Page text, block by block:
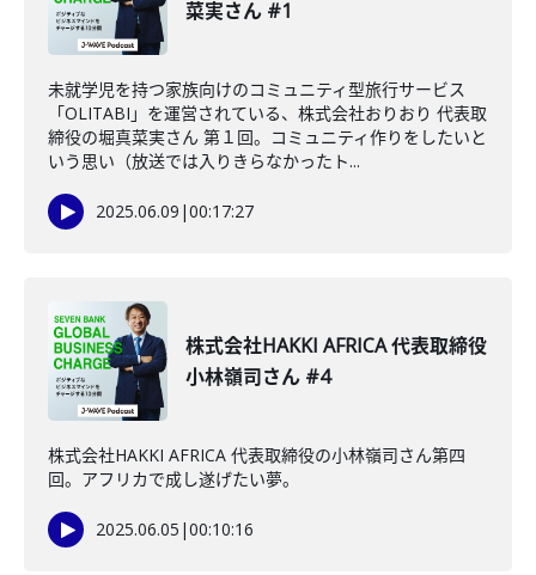
菜実さん #1
未就学児を持つ家族向けのコミュニティ型旅行サービス
「OLITABI」を運営されている、株式会社おりおり 代表取
締役の堀真菜実さん 第１回。コミュニティ作りをしたいと
いう思い（放送では入りきらなかったト...
2025.06.09 |00:17:27
株式会社HAKKI AFRICA 代表取締役
小林嶺司さん #4
株式会社HAKKI AFRICA 代表取締役の小林嶺司さん第四
回。アフリカで成し遂げたい夢。
2025.06.05 |00:10:16